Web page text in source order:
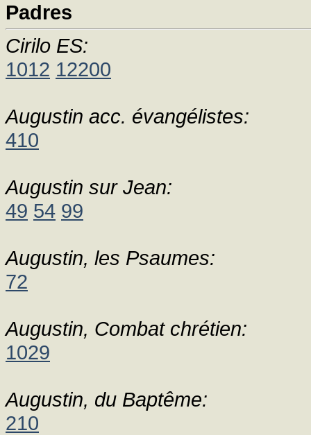
Padres
Cirilo ES:
1012 12200
Augustin acc. évangélistes:
410
Augustin sur Jean:
49 54 99
Augustin, les Psaumes:
72
Augustin, Combat chrétien:
1029
Augustin, du Baptême:
210